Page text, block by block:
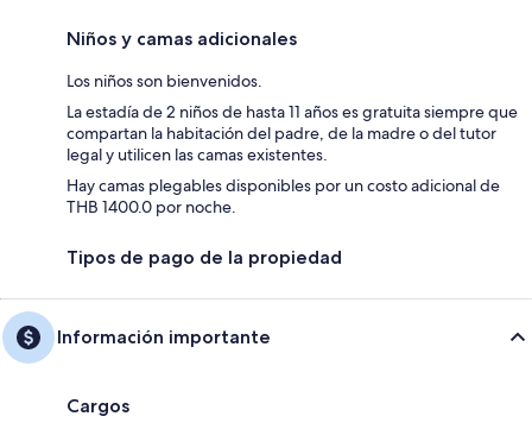
Niños y camas adicionales
Los niños son bienvenidos.
La estadía de 2 niños de hasta 11 años es gratuita siempre que
compartan la habitación del padre, de la madre o del tutor
legal y utilicen las camas existentes.
Hay camas plegables disponibles por un costo adicional de
THB 1400.0 por noche.
Tipos de pago de la propiedad
Información importante
Cargos